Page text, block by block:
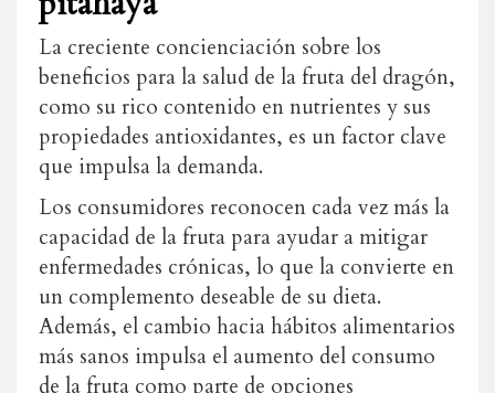
La creciente concienciación sobre los
beneficios para la salud de la fruta del dragón,
como su rico contenido en nutrientes y sus
propiedades antioxidantes, es un factor clave
que impulsa la demanda.
Los consumidores reconocen cada vez más la
capacidad de la fruta para ayudar a mitigar
enfermedades crónicas, lo que la convierte en
un complemento deseable de su dieta.
Además, el cambio hacia hábitos alimentarios
más sanos impulsa el aumento del consumo
de la fruta como parte de opciones